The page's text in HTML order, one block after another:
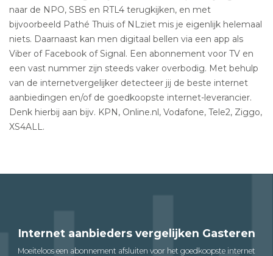
naar de NPO, SBS en RTL4 terugkijken, en met
bijvoorbeeld Pathé Thuis of NLziet mis je eigenlijk helemaal
niets. Daarnaast kan men digitaal bellen via een app als
Viber of Facebook of Signal. Een abonnement voor TV en
een vast nummer zijn steeds vaker overbodig. Met behulp
van de internetvergelijker detecteer jij de beste internet
aanbiedingen en/of de goedkoopste internet-leverancier.
Denk hierbij aan bijv. KPN, Online.nl, Vodafone, Tele2, Ziggo,
XS4ALL.
Internet aanbieders vergelijken Gasteren
Moeiteloos een abonnement afsluiten voor het goedkoopste internet